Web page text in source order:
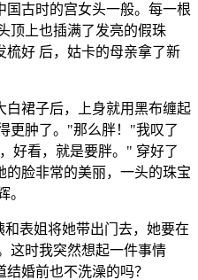
古时的宫女头一般。每一根
顶上也插满了发亮的假珠
梳好 后，姑卡的母亲拿了新
白裙子后，上身就用黑布缠起
更肿了。"那么胖！"我叹了
好看，就是要胖。" 穿好了
脸非常的美丽，一头的珠宝
。
表姐将她带出门去，她要在
这时我突然想起一件事情
婚前也不洗澡的吗？